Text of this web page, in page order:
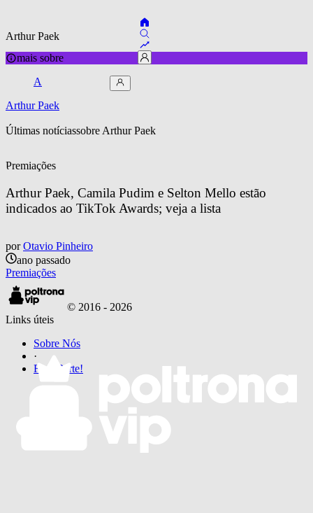
Arthur Paek
mais sobre
A
Arthur Paek
Últimas notíciassobre Arthur Paek
Premiações
Arthur Paek, Camila Pudim e Selton Mello estão
indicados ao TikTok Awards; veja a lista
por Otavio Pinheiro
ano passado
Premiações
© 2016 - 2026
Links úteis
Sobre Nós
·
Faça Parte!